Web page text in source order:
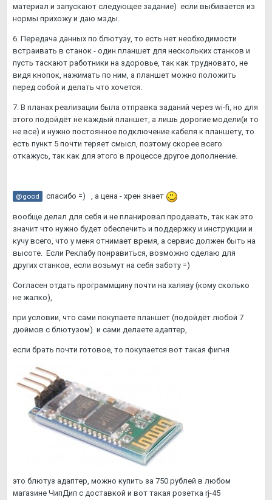
материал и запускают следующее задание) если выбивается из
нормы прихожу и даю мзды.
6. Передача данных по блютузу, то есть нет необходимости
встраивать в станок - один планшет для нескольких станков и
пусть таскают работники на здоровье, так как трудновато, не
видя кнопок, нажимать по ним, а планшет можно положить
перед собой и делать что хочется.
7. В планах реализации была отправка заданий через wi-fi, но для
этого подойдёт не каждый планшет, а лишь дорогие модели(и то
не все) и нужно постоянное подключение кабеля к планшету, то
есть пункт 5 почти теряет смысл, поэтому скорее всего
откажусь, так как для этого в процессе другое дополнение.
@good спасибо =) , а цена - хрен знает
вообще делал для себя и не планировал продавать, так как это
значит что нужно будет обеспечить и поддержку и инструкции и
кучу всего, что у меня отнимает время, а сервис должен быть на
высоте. Если Реклабу понравиться, возможно сделаю для
других станков, если возьмут на себя заботу =)
Согласен отдать программщину почти на халяву (кому сколько
не жалко),
при условии, что сами покупаете планшет (подойдёт любой 7
дюймов с блютузом) и сами делаете адаптер,
если брать почти готовое, то покупается вот такая фигня
это блютуз адаптер, можно купить за 750 рублей в любом
магазине ЧипДип с доставкой и вот такая розетка rj-45